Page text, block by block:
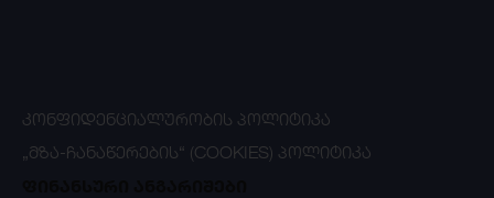
ᲙᲝᲜᲤᲘᲓᲔᲜᲪᲘᲐᲚᲣᲠᲝᲑᲘᲡ ᲞᲝᲚᲘᲢᲘᲙᲐ
„ᲛᲖᲐ-ᲩᲐᲜᲐᲬᲔᲠᲔᲑᲘᲡ“ (COOKIES) ᲞᲝᲚᲘᲢᲘᲙᲐ